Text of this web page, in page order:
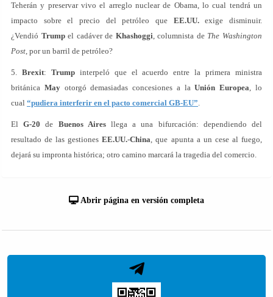
Teherán y preservar vivo el arreglo nuclear de Obama, lo cual tendrá un
impacto sobre el precio del petróleo que EE.UU.exige disminuir.
¿Vendió Trumpel cadáver de Khashoggi, columnista deThe Washington
Post, por un barril de petróleo?
5. Brexit: Trump interpeló que el acuerdo entre la primera ministra
británica May otorgó demasiadas concesiones a laUnión Europea, lo
cual “pudiera interferir en el pacto comercial GB-EU”.
ElG-20 de Buenos Airesllega a una bifurcación: dependiendo del
resultado de las gestionesEE.UU.-China, que apunta a un cese al fuego,
dejará su impronta histórica; otro camino marcará la tragedia del comercio.
Abrir página en versión completa